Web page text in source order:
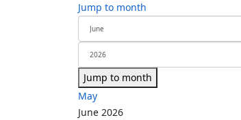
Jump to month
Jump to month
May
June 2026